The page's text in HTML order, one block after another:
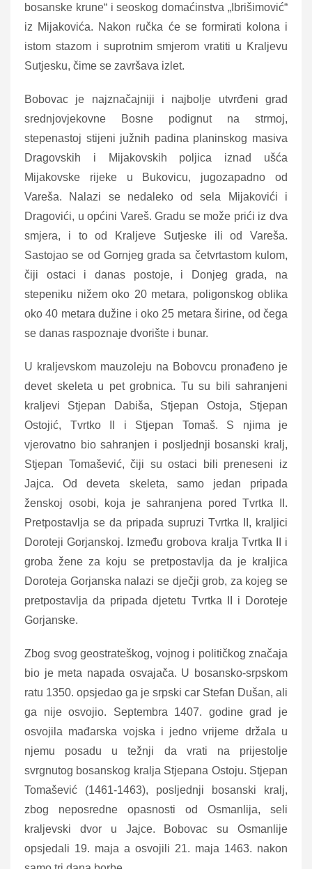
bosanske krune“ i seoskog domaćinstva „Ibrišimović“
iz Mijakovića. Nakon ručka će se formirati kolona i
istom stazom i suprotnim smjerom vratiti u Kraljevu
Sutjesku, čime se završava izlet.
Bobovac je najznačajniji i najbolje utvrđeni grad
srednjovjekovne Bosne podignut na strmoj,
stepenastoj stijeni južnih padina planinskog masiva
Dragovskih i Mijakovskih poljica iznad ušća
Mijakovske rijeke u Bukovicu, jugozapadno od
Vareša. Nalazi se nedaleko od sela Mijakovići i
Dragovići, u općini Vareš. Gradu se može prići iz dva
smjera, i to od Kraljeve Sutjeske ili od Vareša.
Sastojao se od Gornjeg grada sa četvrtastom kulom,
čiji ostaci i danas postoje, i Donjeg grada, na
stepeniku nižem oko 20 metara, poligonskog oblika
oko 40 metara dužine i oko 25 metara širine, od čega
se danas raspoznaje dvorište i bunar.
U kraljevskom mauzoleju na Bobovcu pronađeno je
devet skeleta u pet grobnica. Tu su bili sahranjeni
kraljevi Stjepan Dabiša, Stjepan Ostoja, Stjepan
Ostojić, Tvrtko II i Stjepan Tomaš. S njima je
vjerovatno bio sahranjen i posljednji bosanski kralj,
Stjepan Tomašević, čiji su ostaci bili preneseni iz
Jajca. Od deveta skeleta, samo jedan pripada
ženskoj osobi, koja je sahranjena pored Tvrtka II.
Pretpostavlja se da pripada supruzi Tvrtka II, kraljici
Doroteji Gorjanskoj. Između grobova kralja Tvrtka II i
groba žene za koju se pretpostavlja da je kraljica
Doroteja Gorjanska nalazi se dječji grob, za kojeg se
pretpostavlja da pripada djetetu Tvrtka II i Doroteje
Gorjanske.
Zbog svog geostrateškog, vojnog i političkog značaja
bio je meta napada osvajača. U bosansko-srpskom
ratu 1350. opsjedao ga je srpski car Stefan Dušan, ali
ga nije osvojio. Septembra 1407. godine grad je
osvojila mađarska vojska i jedno vrijeme držala u
njemu posadu u težnji da vrati na prijestolje
svrgnutog bosanskog kralja Stjepana Ostoju. Stjepan
Tomašević (1461-1463), posljednji bosanski kralj,
zbog neposredne opasnosti od Osmanlija, seli
kraljevski dvor u Jajce. Bobovac su Osmanlije
opsjedali 19. maja a osvojili 21. maja 1463. nakon